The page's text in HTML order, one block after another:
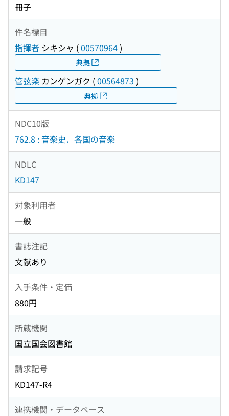
冊子
件名標目
指揮者 シキシャ (00570964)
典拠
管弦楽 カンゲンガク (00564873 )
典拠
NDC10版
762.8 : 音楽史．各国の音楽
NDLC
KD147
対象利用者
一般
書誌注記
文献あり
入手条件・定価
880円
所蔵機関
国立国会図書館
請求記号
KD147-R4
連携機関・データベース